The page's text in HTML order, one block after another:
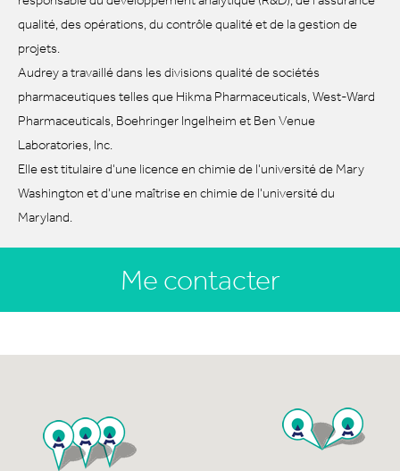
qualité, des opérations, du contrôle qualité et de la gestion de
projets.
Audrey a travaillé dans les divisions qualité de sociétés
pharmaceutiques telles que Hikma Pharmaceuticals, West-Ward
Pharmaceuticals, Boehringer Ingelheim et Ben Venue
Laboratories, Inc.
Elle est titulaire d'une licence en chimie de l'université de Mary
Washington et d'une maîtrise en chimie de l'université du
Maryland.
Me contacter